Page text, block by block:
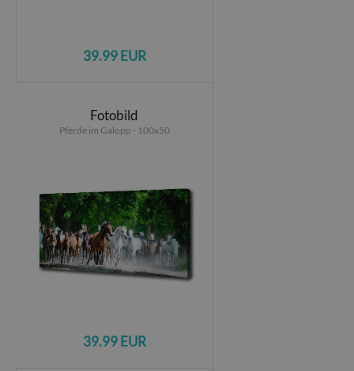
39.99 EUR
Fotobild
Pferde im Galopp - 100x50
39.99 EUR